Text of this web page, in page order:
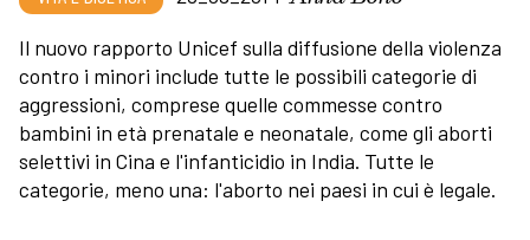
Il nuovo rapporto Unicef sulla diffusione della violenza
contro i minori include tutte le possibili categorie di
aggressioni, comprese quelle commesse contro
bambini in età prenatale e neonatale, come gli aborti
selettivi in Cina e l'infanticidio in India. Tutte le
categorie, meno una: l'aborto nei paesi in cui è legale.